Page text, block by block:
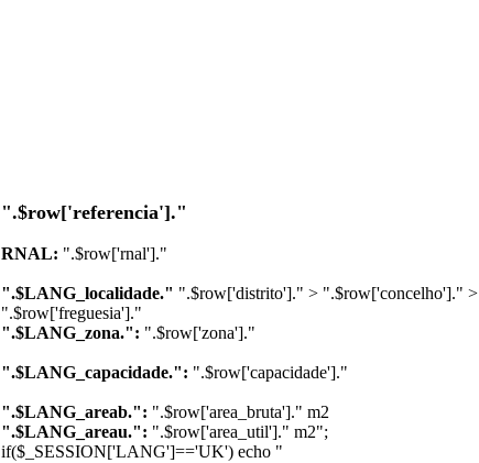
".$row['referencia']."
RNAL: ".$row['rnal']."
".$LANG_localidade." ".$row['distrito']." > ".$row['concelho']." >
".$row['freguesia']."
".$LANG_zona.": ".$row['zona']."
".$LANG_capacidade.": ".$row['capacidade']."
".$LANG_areab.": ".$row['area_bruta']." m2
".$LANG_areau.": ".$row['area_util']." m2";
if($_SESSION['LANG']=='UK') echo "